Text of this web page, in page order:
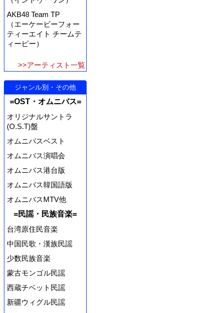
AKB48 Team TP
（エーケービーフォー
ティーエイト チームテ
ィーピー）
>>アーティスト一覧
ジャンル別・その他
=OST・オムニバス=
オリジナルサントラ
(O.S.T)盤
オムニバスベスト
オムニバス演唱会
オムニバス港台版
オムニバス韓国語版
オムニバスMTV他
=民謡・民族音楽=
台湾原住民音楽
中国民歌・漢族民謡
少数民族音楽
蒙古モンゴル民謡
西蔵チベット民謡
新疆ウィグル民謡